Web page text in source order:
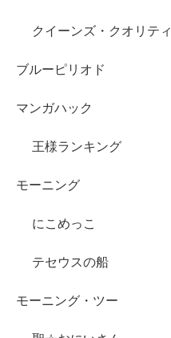
クイーンズ・クオリティ
ブルーピリオド
マンガハック
王様ランキング
モーニング
にこめっこ
テセウスの船
モーニング・ツー